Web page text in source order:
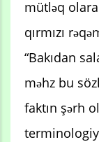
mütləq
qırmızı
“Bakıdan
məhz bu
faktın şərh